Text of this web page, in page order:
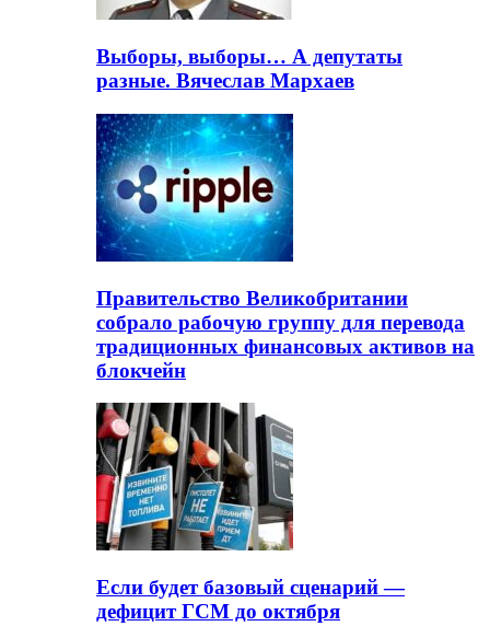
Выборы, выборы… А депутаты
разные. Вячеслав Мархаев
Правительство Великобритании
собрало рабочую группу для перевода
традиционных финансовых активов на
блокчейн
Если будет базовый сценарий —
дефицит ГСМ до октября